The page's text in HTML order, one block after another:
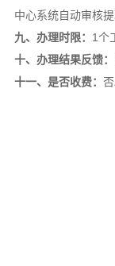
中心系统自动审核
九、办理时限： 1个
十、办理结果反馈：
十一、是否收费： 否